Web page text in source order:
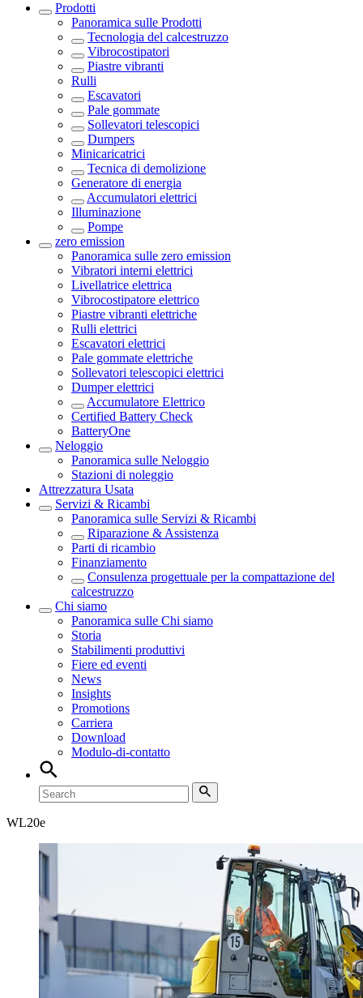
Prodotti
Panoramica sulle Prodotti
Tecnologia del calcestruzzo
Vibrocostipatori
Piastre vibranti
Rulli
Escavatori
Pale gommate
Sollevatori telescopici
Dumpers
Minicaricatrici
Tecnica di demolizione
Generatore di energia
Accumulatori elettrici
Illuminazione
Pompe
zero emission
Panoramica sulle zero emission
Vibratori interni elettrici
Livellatrice elettrica
Vibrocostipatore elettrico
Piastre vibranti elettriche
Rulli elettrici
Escavatori elettrici
Pale gommate elettriche
Sollevatori telescopici elettrici
Dumper elettrici
Accumulatore Elettrico
Certified Battery Check
BatteryOne
Neloggio
Panoramica sulle Neloggio
Stazioni di noleggio
Attrezzatura Usata
Servizi & Ricambi
Panoramica sulle Servizi & Ricambi
Riparazione & Assistenza
Parti di ricambio
Finanziamento
Consulenza progettuale per la compattazione del
calcestruzzo
Chi siamo
Panoramica sulle Chi siamo
Storia
Stabilimenti produttivi
Fiere ed eventi
News
Insights
Promotions
Carriera
Download
Modulo-di-contatto
WL20e